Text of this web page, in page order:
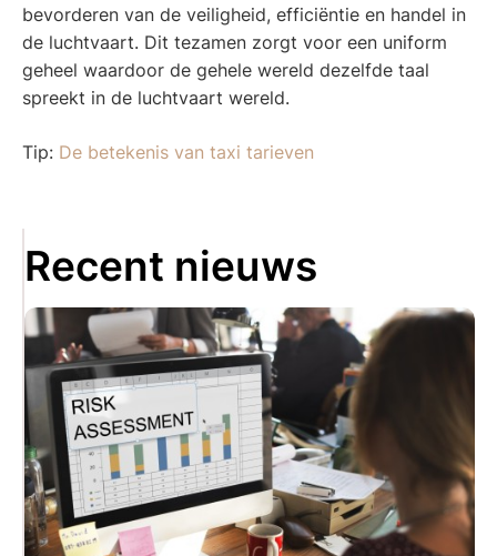
bevorderen van de veiligheid, efficiëntie en handel in
de luchtvaart. Dit tezamen zorgt voor een uniform
geheel waardoor de gehele wereld dezelfde taal
spreekt in de luchtvaart wereld.
Tip: De betekenis van taxi tarieven
Recent nieuws